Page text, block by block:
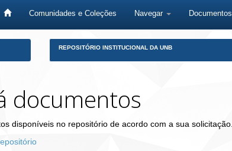
Comunidades e Coleções Navegar Documentos
REPOSITÓRIO INSTITUCIONAL DA UNB
documentos
disponíveis no repositório de acordo com a sua solicitação.